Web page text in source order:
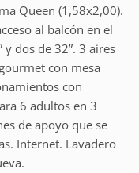
Queen (1,58x2,00).
al balcón en el
y dos de 32”. 3 aires
con mesa
con
6 adultos en 3
de apoyo que se
Internet. Lavadero